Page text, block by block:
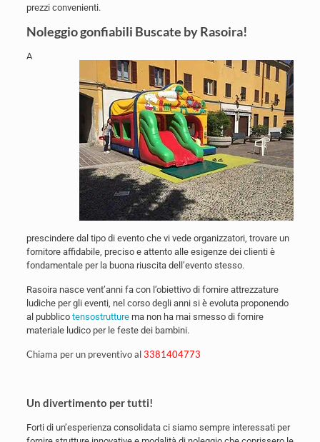
prezzi convenienti.
Noleggio gonfiabili Buscate by Rasoira!
A
prescindere dal tipo di evento che vi vede organizzatori, trovare un
fornitore affidabile, preciso e attento alle esigenze dei clienti è
fondamentale per la buona riuscita dell’evento stesso.
Rasoira nasce vent’anni fa con l’obiettivo di fornire attrezzature
ludiche per gli eventi, nel corso degli anni si è evoluta proponendo
al pubblico tensostrutturema non ha mai smesso di fornire
materiale ludico per le feste dei bambini.
Chiama per un preventivo al3381404773
Un divertimento per tutti!
Forti di un’esperienza consolidata ci siamo sempre interessati per